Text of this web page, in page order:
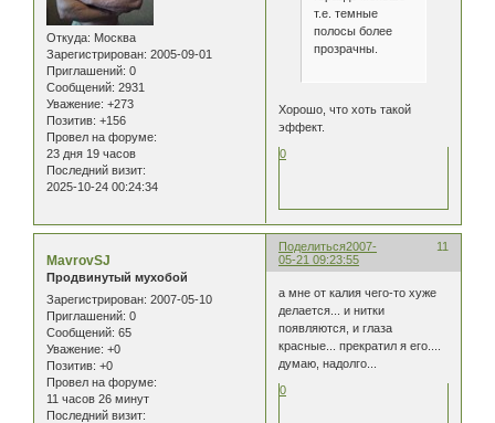
Откуда: Москва
Зарегистрирован: 2005-09-01
Приглашений: 0
Сообщений: 2931
Уважение: +273
Позитив: +156
Провел на форуме:
23 дня 19 часов
Последний визит:
2025-10-24 00:24:34
т.е. темные
полосы более
прозрачны.
Хорошо, что хоть такой
эффект.
0
Поделиться 11
2007-
05-21 09:23:55
MavrovSJ
Продвинутый мухобой
Зарегистрирован: 2007-05-10
Приглашений: 0
Сообщений: 65
Уважение: +0
Позитив: +0
Провел на форуме:
11 часов 26 минут
Последний визит:
а мне от калия чего-то хуже
делается... и нитки
появляются, и глаза
красные... прекратил я его....
думаю, надолго...
0